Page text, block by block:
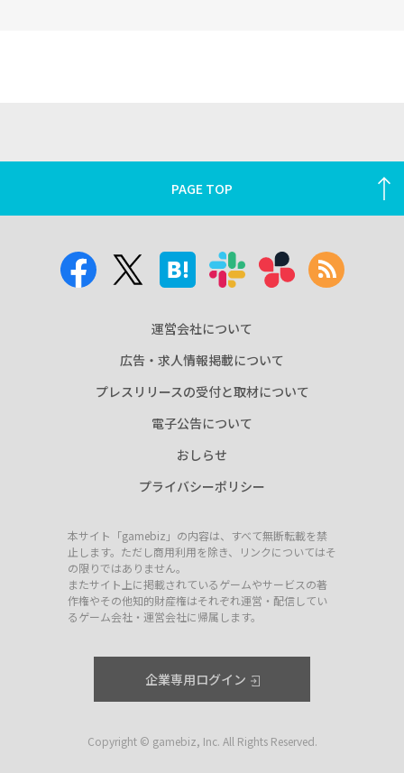
PAGE TOP
運営会社について
広告・求人情報掲載について
プレスリリースの受付と取材について
電子公告について
おしらせ
プライバシーポリシー
本サイト「gamebiz」の内容は、すべて無断転載を禁
止します。ただし商用利用を除き、リンクについてはそ
の限りではありません。
またサイト上に掲載されているゲームやサービスの著
作権やその他知的財産権はそれぞれ運営・配信してい
るゲーム会社・運営会社に帰属します。
企業専用ログイン
Copyright © gamebiz, Inc. All Rights Reserved.